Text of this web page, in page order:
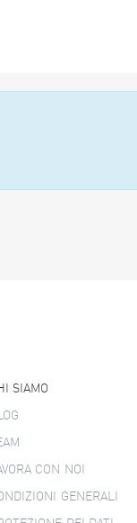
SIAMO
CON NOI
GENERALI